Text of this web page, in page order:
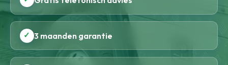
✓ 3 maanden garantie